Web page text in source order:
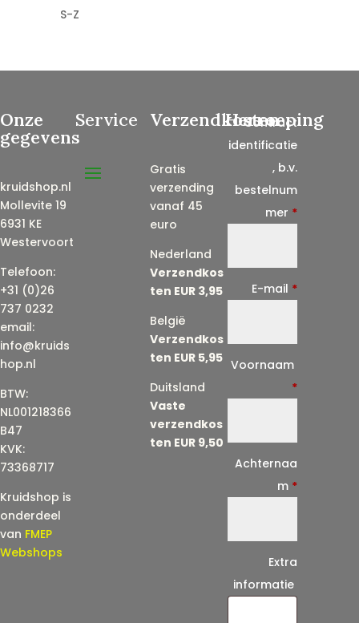
S-Z
Onze
gegevens
kruidshop.nl
Mollevite 19
6931 KE
Westervoort
Telefoon:
+31 (0)26
737 0232
email:
info@kruids
hop.nl
BTW:
NL001218366
B47
KVK:
73368717
Kruidshop is
onderdeel
van FMEP
Webshops
Service Verzendkosten
Gratis
verzending
vanaf 45
euro
Nederland
Verzendkos
ten EUR 3,95
België
Verzendkos
ten EUR 5,95
Duitsland
Vaste
verzendkos
ten EUR 9,50
Herroeping
Contract
identificatie
, b.v.
bestelnum
mer *
E-mail *
Voornaam
*
Achternaa
m *
Extra
informatie